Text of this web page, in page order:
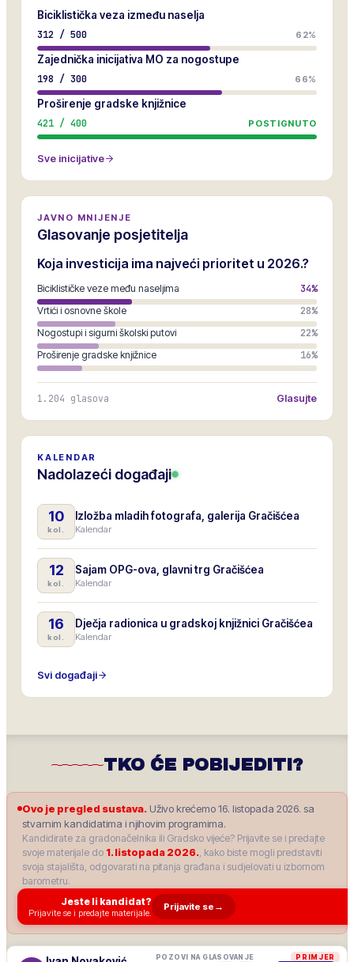
Biciklistička veza između naselja
312 / 500 62%
Zajednička inicijativa MO za nogostupe
198 / 300 66%
Proširenje gradske knjižnice
421 / 400 POSTIGNUTO
Sve inicijative
JAVNO MNIJENJE
Glasovanje posjetitelja
Koja investicija ima najveći prioritet u 2026.?
Biciklističke veze među naseljima 34%
Vrtići i osnovne škole 28%
Nogostupi i sigurni školski putovi 22%
Proširenje gradske knjižnice 16%
1.204 glasova Glasujte
KALENDAR
Nadolazeći događaji
10
kol.
Izložba mladih fotografa, galerija Gračišćea
Kalendar
12
kol.
Sajam OPG-ova, glavni trg Gračišćea
Kalendar
16
kol.
Dječja radionica u gradskoj knjižnici Gračišćea
Kalendar
Svi događaji
TKO ĆE POBIJEDITI?
Ovo je pregled sustava. Uživo krećemo 16. listopada 2026. sa
stvarnim kandidatima i njihovim programima.
Kandidirate za gradonačelnika ili Gradsko vijeće? Prijavite se i predajte
svoje materijale do 1. listopada 2026., kako biste mogli predstaviti
svoja stajališta, odgovarati na pitanja građana i sudjelovati u izbornom
barometru.
Jeste li kandidat?
Prijavite se i predajte materijale.
Prijavite se →
PRIMJER
POZOVI NA GLASOVANJE